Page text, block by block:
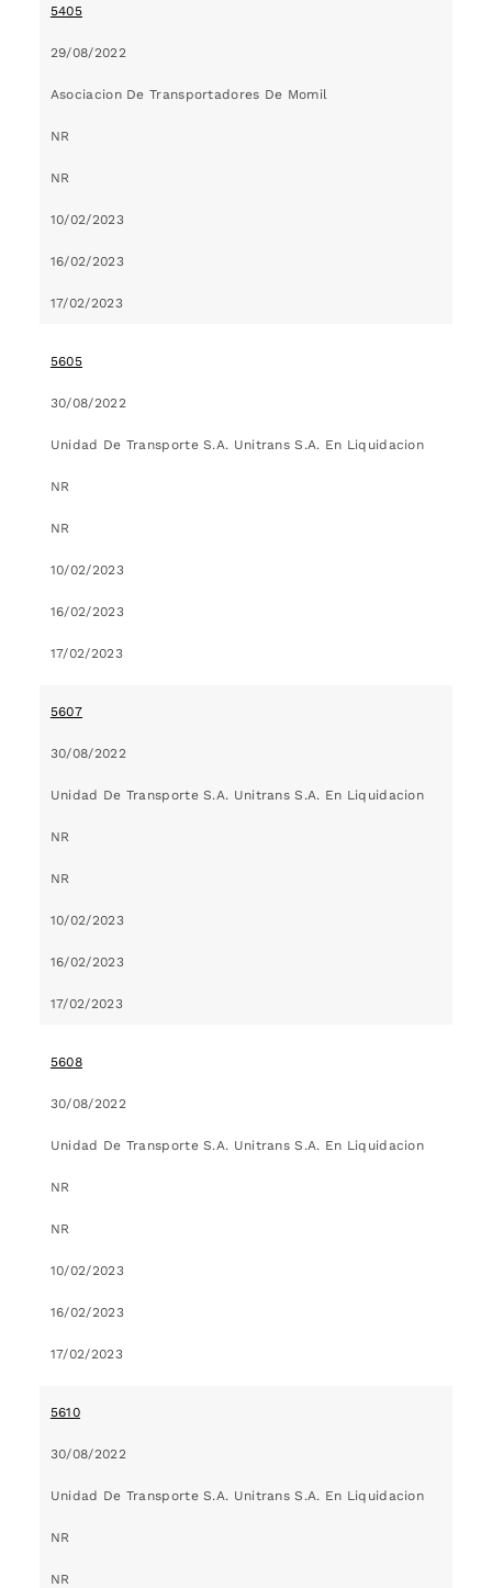
5405
29/08/2022
Asociacion De Transportadores De Momil
NR
NR
10/02/2023
16/02/2023
17/02/2023
5605
30/08/2022
Unidad De Transporte S.A. Unitrans S.A. En Liquidacion
NR
NR
10/02/2023
16/02/2023
17/02/2023
5607
30/08/2022
Unidad De Transporte S.A. Unitrans S.A. En Liquidacion
NR
NR
10/02/2023
16/02/2023
17/02/2023
5608
30/08/2022
Unidad De Transporte S.A. Unitrans S.A. En Liquidacion
NR
NR
10/02/2023
16/02/2023
17/02/2023
5610
30/08/2022
Unidad De Transporte S.A. Unitrans S.A. En Liquidacion
NR
NR